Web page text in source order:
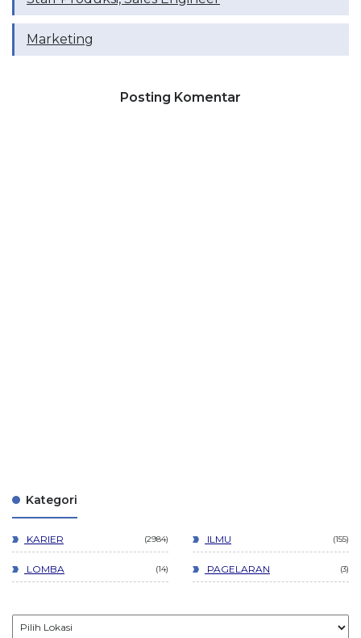
Marketing
Posting Komentar
Kategori
KARIER 2984 ILMU 155
LOMBA 14 PAGELARAN 3